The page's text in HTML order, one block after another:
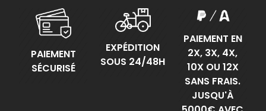
PAIEMENT
SÉCURISÉ
EXPÉDITION
SOUS 24/48H
PAIEMENT EN
2X, 3X, 4X,
10X OU 12X
SANS FRAIS.
JUSQU'À